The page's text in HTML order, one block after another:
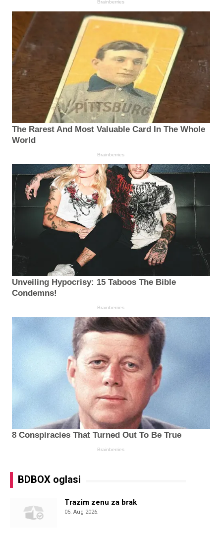
BDBOX oglasi
Trazim zenu za brak
05. Aug 2026.